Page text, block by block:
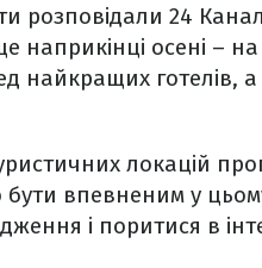
розповідали 24
наприкінці осені –
найкращих готелів,
локацій
впевненим у
і поритися в